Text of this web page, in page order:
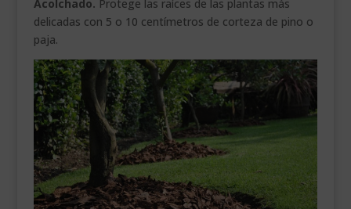
Acolchado. Protege las raíces de las plantas más
delicadas con 5 o 10 centímetros de corteza de pino o
paja.